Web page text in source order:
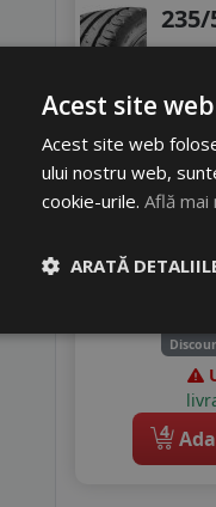
235/
100V
4
Acest site
Acest site web
ului nostru web,
cookie-urile. Află mai
ARATĂ